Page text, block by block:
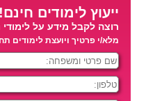
ייעוץ לימודים חינם!
רוצה לקבל מידע על לימודי
מלא/י פרטיך ויועצת לימודים